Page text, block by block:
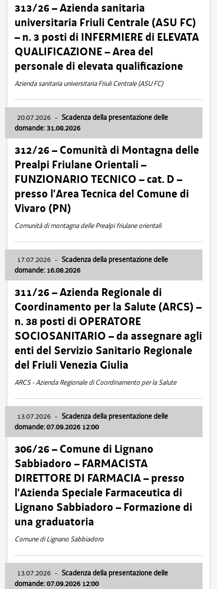
313/26 – Azienda sanitaria
universitaria Friuli Centrale (ASU FC)
– n. 3 posti di INFERMIERE di ELEVATA
QUALIFICAZIONE – Area del
personale di elevata qualificazione
Azienda sanitaria universitaria Friuli Centrale (ASU FC)
20.07.2026 - Scadenza della presentazione delle
domande: 31.08.2026
312/26 – Comunità di Montagna delle
Prealpi Friulane Orientali –
FUNZIONARIO TECNICO – cat. D –
presso l’Area Tecnica del Comune di
Vivaro (PN)
Comunità di montagna delle Prealpi friulane orientali
17.07.2026 - Scadenza della presentazione delle
domande: 16.08.2026
311/26 – Azienda Regionale di
Coordinamento per la Salute (ARCS) –
n. 38 posti di OPERATORE
SOCIOSANITARIO – da assegnare agli
enti del Servizio Sanitario Regionale
del Friuli Venezia Giulia
ARCS - Azienda Regionale di Coordinamento per la Salute
13.07.2026 - Scadenza della presentazione delle
domande: 07.09.2026 12:00
306/26 – Comune di Lignano
Sabbiadoro – FARMACISTA
DIRETTORE DI FARMACIA – presso
l’Azienda Speciale Farmaceutica di
Lignano Sabbiadoro – Formazione di
una graduatoria
Comune di Lignano Sabbiadoro
13.07.2026 - Scadenza della presentazione delle
domande: 07.09.2026 12:00